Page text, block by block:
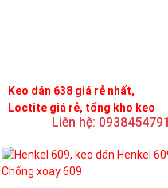
Keo dán 638 giá rẻ nhất,
Loctite giá rẻ, tổng kho keo
Liên hệ: 0938454791